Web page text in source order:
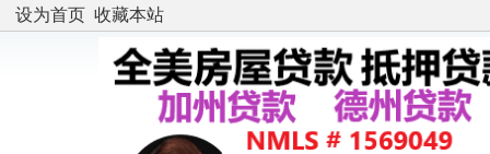
设为首页 收藏本站